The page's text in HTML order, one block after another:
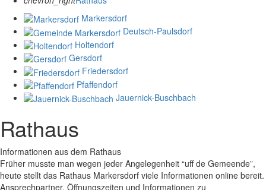
Markersdorf
Deutsch-Paulsdorf
Holtendorf
Gersdorf
Friedersdorf
Pfaffendorf
Jauernick-Buschbach
Rathaus
Informationen aus dem Rathaus
Früher musste man wegen jeder Angelegenheit “uff de Gemeende”,
heute stellt das Rathaus Markersdorf viele Informationen online bereit.
Ansprechpartner, Öffnungszeiten und Informationen zu